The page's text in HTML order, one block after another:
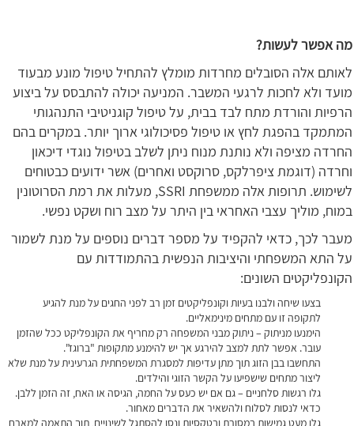
מה אפשר לעשות?
לאותם אלה הסובלים מחרדות מומלץ להתחיל טיפול מונע מבעוד
מועד ולא לחכות לרגעי המשבר. המניעה יכולה להתבסס על ביצוע
הרפיות והורדת מתח לבד בבית, על טיפול קוגניטיבי התנהגותי
המתמקד בהפגת לחץ או טיפול פסיכולוגי ארוך יותר. במקרים בהם
החרדה מציפה ולא נותנת מנוח ניתן לשלב בטיפול נוגדי דיכאון
וחרדה (דוגמת ציפרלקס, סרוקסט ואחרים) אשר ידועים כבטוחים
לשימוש. תרופות אלה ממשפחת SSRI, מעלות את רמת הסרוטונין
במוח, מוליך עצבי האחראי בין היתר על מצב רוח ושקט נפשי.
מעבר לכך, כדאי להקפיד על מספר דברים נוספים על מנת לשמור
על התא המשפחתי והיציבות הנפשית בהתמודדות עם
הקונפליקטים השונים:
בצעו שיחה ולבנו בעיות וקונפליקטים זמן רב לפני החגים על מנת להגיע
לתקופה זו עם מתחים מינימאליים.
הימנעו מניתוק – ניתוק מבני המשפחה רק מחריף את הקונפליקט ככל שהזמן
עובר. אפשר לתת למצב להירגע אך יש להימנע מתקופות "ברוגז".
התחשבו בבן הזוג תוך מתן עדיפות למסגרת המשפחתית הגרעינית על מנת שלא
ליצור מתחים שישפיעו על הקשר הזוגי והילדים.
גלו רגשות סלחניים – גם אם יש כעס על החמה, הגיסה או האח, זה הזמן ללבן.
כדאי לנסות לסלוח ולהשאיר את הדברים מאחור.
גלו מעט גמישות במסורת ובטקסיות ונסו להסתגל לשינויים, תוך התאמה למארח